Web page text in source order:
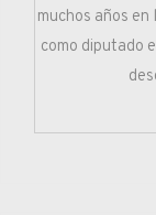
muchos años
como diputado